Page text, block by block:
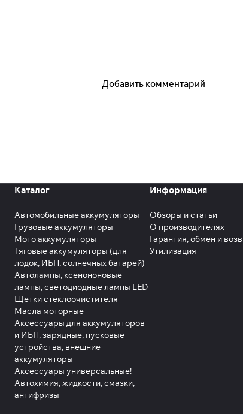
Добавить комментарий
Каталог
Автомобильные аккумуляторы
Грузовые аккумуляторы
Мото аккумуляторы
Тяговые аккумуляторы (для
лодок, ИБП, солнечных батарей)
Автолампы, ксенононовые
лампы, светодиодные лампы LED
Щетки стеклоочистителя
Масла моторные
Аксессуары для аккумуляторов
и ИБП, зарядные, пусковые
устройства, внешние
аккумуляторы
Аксессуары универсальные!
Автохимия, жидкости, смазки,
антифризы
Информация
Обзоры и статьи
О производителях
Гарантия, обмен и
Утилизация